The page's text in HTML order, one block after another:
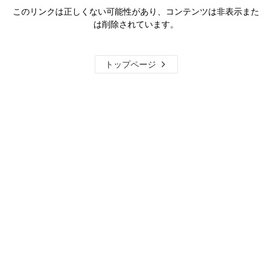
このリンクは正しくない可能性があり、コンテンツは非表示また
は削除されています。
トップページ